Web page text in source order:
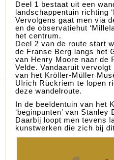
Deel 1 bestaat uit een
landschappentuin richting
Vervolgens gaat men via
en de observatiehut
het centrum.
Deel 2 van de route start
de Franse Berg langs het
van Henry Moore naar de
Velde. Vandaaruit
van het Kröller-Müller
Ulrich Rückriem te lopen
deze wandelroute.
In de beeldentuin van het
‘beginpunten’ van
Daarbij loopt men tevens
kunstwerken die zich bij